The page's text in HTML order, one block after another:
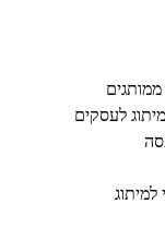
לעסקים
למיתוג